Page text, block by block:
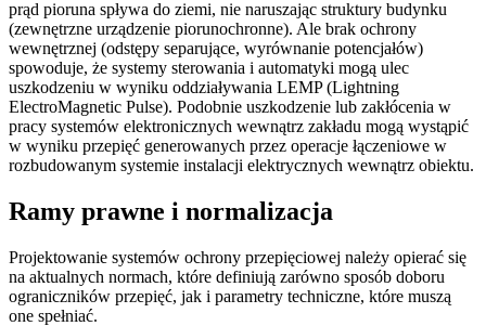
prąd pioruna spływa do ziemi, nie naruszając struktury budynku
(zewnętrzne urządzenie piorunochronne). Ale brak ochrony
wewnętrznej (odstępy separujące, wyrównanie potencjałów)
spowoduje, że systemy sterowania i automatyki mogą ulec
uszkodzeniu w wyniku oddziaływania LEMP (Lightning
ElectroMagnetic Pulse). Podobnie uszkodzenie lub zakłócenia w
pracy systemów elektronicznych wewnątrz zakładu mogą wystąpić
w wyniku przepięć generowanych przez operacje łączeniowe w
rozbudowanym systemie instalacji elektrycznych wewnątrz obiektu.
Ramy prawne i normalizacja
Projektowanie systemów ochrony przepięciowej należy opierać się
na aktualnych normach, które definiują zarówno sposób doboru
ograniczników przepięć, jak i parametry techniczne, które muszą
one spełniać.